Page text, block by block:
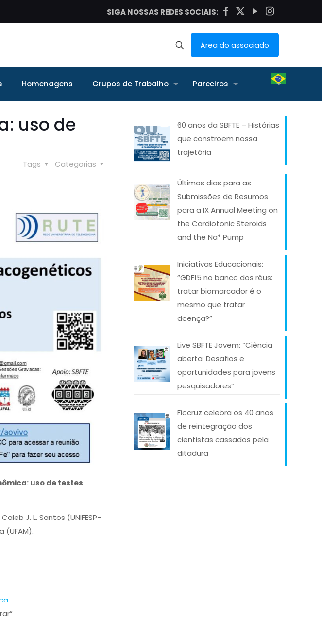
SIGA NOSSAS REDES SOCIAIS:
Área do associado
Homenagens Grupos de Trabalho Parceiros
uso de
Categorias
Tags
uso de testes
J. L. Santos (UNIFESP-
(UFAM).
a
60 anos da SBFTE – Histórias
que constroem nossa
trajetória
Últimos dias para as
Submissões de Resumos
para a IX Annual Meeting on
the Cardiotonic Steroids
and the Na⁺ Pump
Iniciativas Educacionais:
“GDF15 no banco dos réus:
tratar biomarcador é o
mesmo que tratar
doença?”
Live SBFTE Jovem: “Ciência
aberta: Desafios e
oportunidades para jovens
pesquisadores”
Fiocruz celebra os 40 anos
de reintegração dos
cientistas cassados pela
ditadura